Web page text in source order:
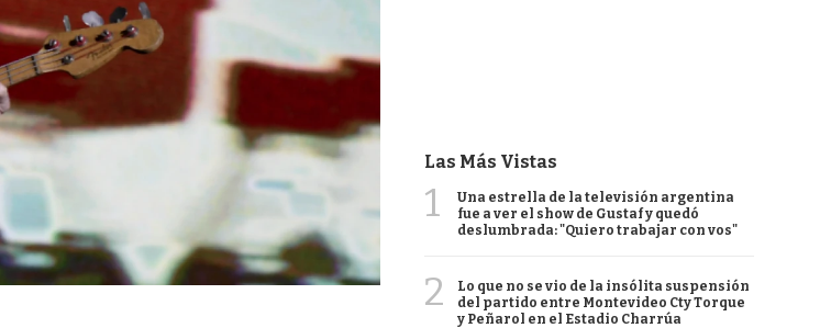
Las Más Vistas
1
Una estrella de la televisión argentina
fue a ver el show de Gustaf y quedó
deslumbrada: "Quiero trabajar con vos"
2
Lo que no se vio de la insólita suspensión
del partido entre Montevideo Cty Torque
y Peñarol en el Estadio Charrúa